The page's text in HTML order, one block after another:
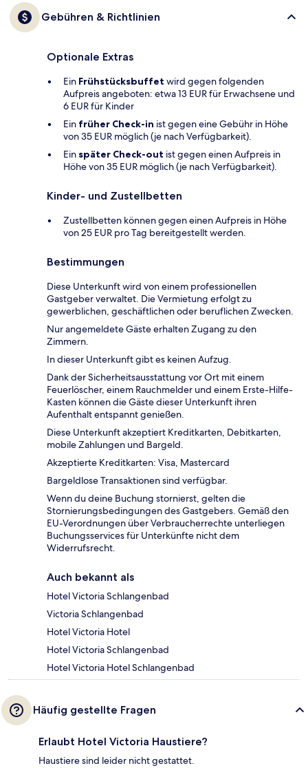
Gebühren & Richtlinien
Optionale Extras
Ein Frühstücksbuffet wird gegen folgenden
Aufpreis angeboten: etwa 13 EUR für Erwachsene und
6 EUR für Kinder
Ein früher Check-in ist gegen eine Gebühr in Höhe
von 35 EUR möglich (je nach Verfügbarkeit).
Ein später Check-out ist gegen einen Aufpreis in
Höhe von 35 EUR möglich (je nach Verfügbarkeit).
Kinder- und Zustellbetten
Zustellbetten können gegen einen Aufpreis in Höhe
von 25 EUR pro Tag bereitgestellt werden.
Bestimmungen
Diese Unterkunft wird von einem professionellen
Gastgeber verwaltet. Die Vermietung erfolgt zu
gewerblichen, geschäftlichen oder beruflichen Zwecken.
Nur angemeldete Gäste erhalten Zugang zu den
Zimmern.
In dieser Unterkunft gibt es keinen Aufzug.
Dank der Sicherheitsausstattung vor Ort mit einem
Feuerlöscher, einem Rauchmelder und einem Erste-Hilfe-
Kasten können die Gäste dieser Unterkunft ihren
Aufenthalt entspannt genießen.
Diese Unterkunft akzeptiert Kreditkarten, Debitkarten,
mobile Zahlungen und Bargeld.
Akzeptierte Kreditkarten: Visa, Mastercard
Bargeldlose Transaktionen sind verfügbar.
Wenn du deine Buchung stornierst, gelten die
Stornierungsbedingungen des Gastgebers. Gemäß den
EU-Verordnungen über Verbraucherrechte unterliegen
Buchungsservices für Unterkünfte nicht dem
Widerrufsrecht.
Auch bekannt als
Hotel Victoria Schlangenbad
Victoria Schlangenbad
Hotel Victoria Hotel
Hotel Victoria Schlangenbad
Hotel Victoria Hotel Schlangenbad
Häufig gestellte Fragen
Erlaubt Hotel Victoria Haustiere?
Haustiere sind leider nicht gestattet.